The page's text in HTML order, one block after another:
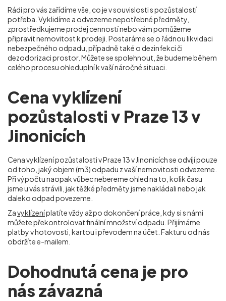
Rádi pro vás zařídíme vše, co je v souvislosti s pozůstalostí
potřeba. Vyklidíme a odvezeme nepotřebné předměty,
zprostředkujeme prodej cenností nebo vám pomůžeme
připravit nemovitost k prodeji. Postaráme se o řádnou likvidaci
nebezpečného odpadu, případně také o dezinfekci či
dezodorizaci prostor. Můžete se spolehnout, že budeme během
celého procesu ohleduplní k vaší náročné situaci.
Cena vyklízení
pozůstalosti v Praze 13 v
Jinonicích
Cena vyklízení pozůstalosti v Praze 13 v Jinonicíchse odvíjí pouze
od toho, jaký objem (m3) odpadu z vaší nemovitosti odvezeme.
Při výpočtu naopak vůbec nebereme ohled na to, kolik času
jsme u vás strávili, jak těžké předměty jsme nakládali nebo jak
daleko odpad povezeme.
Zavyklízeníplatíte vždy až po dokončení práce, kdy si s námi
můžete překontrolovat finální množství odpadu. Přijímáme
platby v hotovosti, kartou i převodem na účet. Fakturu od nás
obdržíte e-mailem.
Dohodnutá cena je pro
nás závazná